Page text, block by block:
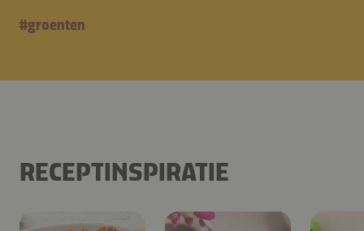
#groenten
RECEPTINSPIRATIE